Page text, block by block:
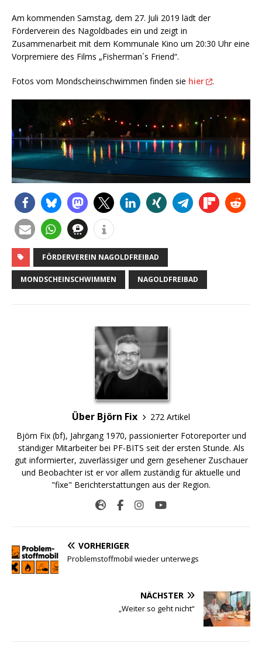
Am kommenden Samstag, dem 27. Juli 2019 lädt der
Förderverein des Nagoldbades ein und zeigt in
Zusammenarbeit mit dem Kommunale Kino um 20:30 Uhr eine
Vorpremiere des Films „Fisherman´s Friend“.
Fotos vom Mondscheinschwimmen finden sie hier .
FÖRDERVEREIN NAGOLDFREIBAD
MONDSCHEINSCHWIMMEN NAGOLDFREIBAD
Über Björn Fix
272 Artikel
Björn Fix (bf), Jahrgang 1970, passionierter Fotoreporter und
ständiger Mitarbeiter bei PF-BITS seit der ersten Stunde. Als
gut informierter, zuverlässiger und gern gesehener Zuschauer
und Beobachter ist er vor allem zuständig für aktuelle und
"fixe" Berichterstattungen aus der Region.
VORHERIGER
Problemstoffmobil wieder unterwegs
NÄCHSTER
„Weiter so geht nicht“